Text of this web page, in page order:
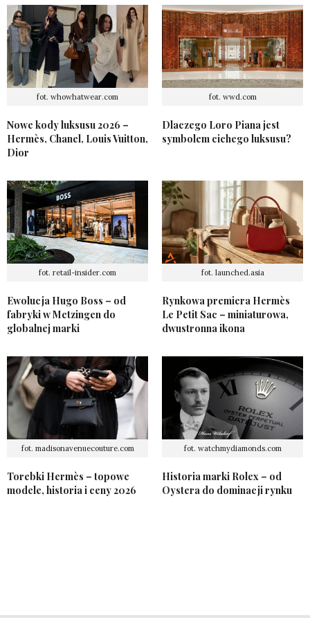
fot. whowhatwear.com
Nowe kody luksusu 2026 –
Hermès, Chanel, Louis Vuitton,
Dior
fot. wwd.com
Dlaczego Loro Piana jest
symbolem cichego luksusu?
fot. retail-insider.com
Ewolucja Hugo Boss – od
fabryki w Metzingen do
globalnej marki
fot. launched.asia
Rynkowa premiera Hermès
Le Petit Sac – miniaturowa,
dwustronna ikona
fot. madisonavenuecouture.com
Torebki Hermès – topowe
modele, historia i ceny 2026
fot. watchmydiamonds.com
Historia marki Rolex – od
Oystera do dominacji rynku